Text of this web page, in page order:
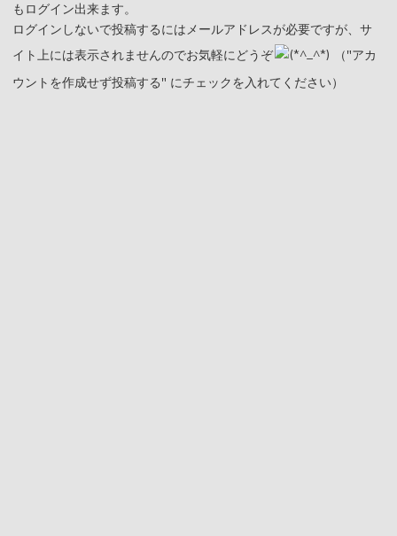
もログイン出来ます。
ログインしないで投稿するにはメールアドレスが必要ですが、サ
イト上には表示されませんのでお気軽にどうぞ
（"アカ
ウントを作成せず投稿する" にチェックを入れてください）